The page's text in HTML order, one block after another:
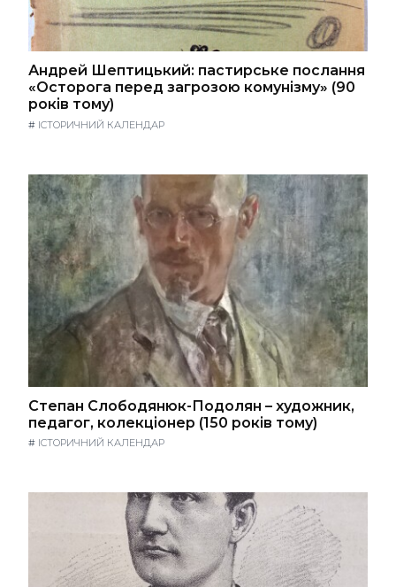
Андрей Шептицький: пастирське послання
«Осторога перед загрозою комунізму» (90
років тому)
# ІСТОРИЧНИЙ КАЛЕНДАР
Степан Слободянюк-Подолян – художник,
педагог, колекціонер (150 років тому)
# ІСТОРИЧНИЙ КАЛЕНДАР